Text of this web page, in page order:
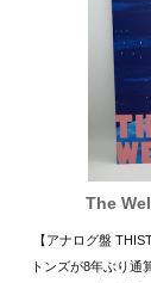
The
【アナログ盤
トンズが8年ぶり通